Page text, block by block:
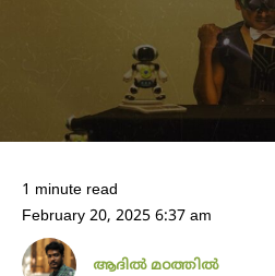
1 minute read
February 20, 2025 6:37 am
ആദിൽ മഠത്തിൽ